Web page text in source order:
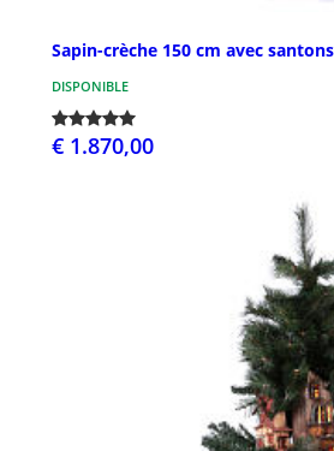
Sapin-crèche 150 cm avec
DISPONIBLE
€ 1.870,00